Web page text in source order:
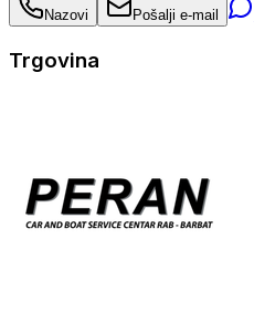
Nazovi Pošalji e-mail
Trgovina